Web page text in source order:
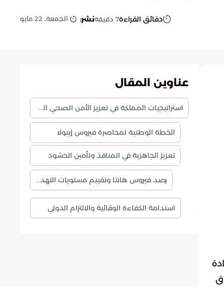
دقائق القراءة7 دقيقةنشر: الجمعة, 22 مايو
عناوين المقال
استراتيجيات المملكة في تعزيز الأمن الصحي العالمي
الخطة الوطنية لمحاصرة فيروس إيبولا
تعزيز الجاهزية في المنافذ وتأمين الحشود
رصد فيروس هانتا وتقييم مستويات التهديد
استدامة الكفاءة الوقائية والالتزام الدولي